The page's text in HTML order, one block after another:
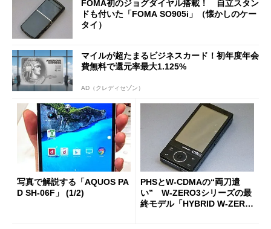
FOMA初のジョグダイヤル搭載！ 自立スタン
ドも付いた「FOMA SO905i」（懐かしのケー
タイ）
マイルが超たまるビジネスカード！初年度年会
費無料で還元率最大1.125%
AD（クレディセゾン）
写真で解説する「AQUOS PA
D SH-06F」 (1/2)
PHSとW-CDMAの“両刀遣
い” W-ZERO3シリーズの最
終モデル「HYBRID W-ZERO